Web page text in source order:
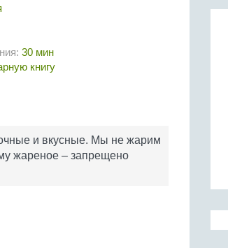
30 мин
книгу
и вкусные. Мы не жарим
жареное – запрещено